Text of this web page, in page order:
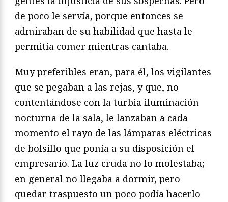
de poco le servía, porque entonces se
admiraban de su habilidad que hasta le
permitía comer mientras cantaba.
Muy preferibles eran, para él, los vigilantes
que se pegaban a las rejas, y que, no
contentándose con la turbia iluminación
nocturna de la sala, le lanzaban a cada
momento el rayo de las lámparas eléctricas
de bolsillo que ponía a su disposición el
empresario. La luz cruda no lo molestaba;
en general no llegaba a dormir, pero
quedar traspuesto un poco podía hacerlo